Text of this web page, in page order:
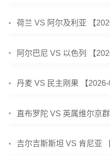
荷兰 VS 阿尔及利亚 【
阿尔巴尼 VS 以色列 【
丹麦 VS 民主刚果 【2026-
直布罗陀 VS 英属维尔京
吉尔吉斯斯坦 VS 肯尼亚